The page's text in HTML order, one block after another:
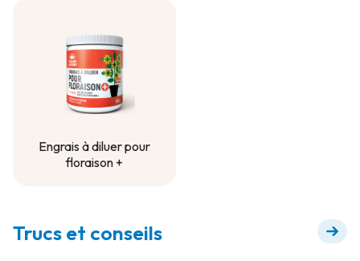
Engrais à diluer pour
floraison +
Trucs et conseils